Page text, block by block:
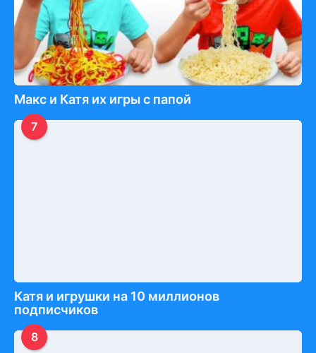
Макс и Катя их игры с папой
7
Катя и игрушки на 10 миллионов
подписчиков
8